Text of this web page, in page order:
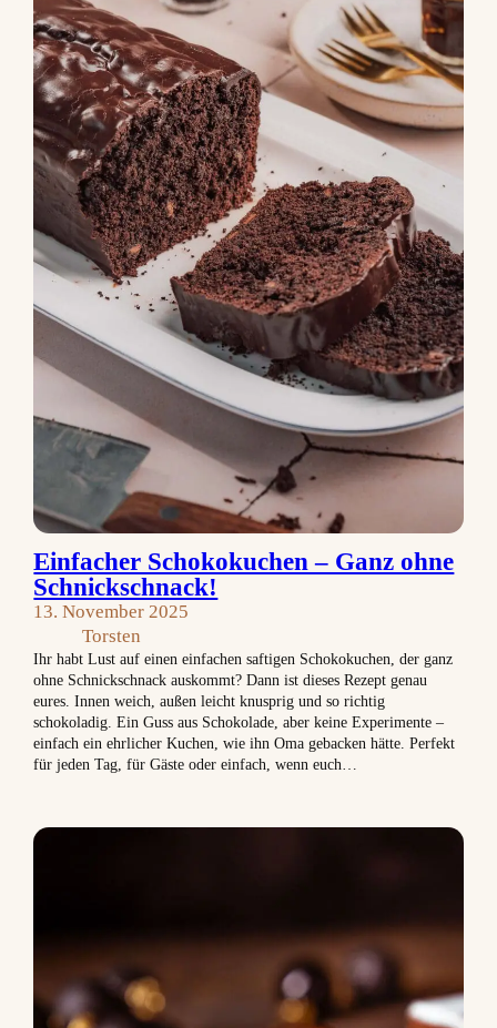
Einfacher Schokokuchen – Ganz ohne
Schnickschnack!
13. November 2025
Torsten
Ihr habt Lust auf einen einfachen saftigen Schokokuchen, der ganz
ohne Schnickschnack auskommt? Dann ist dieses Rezept genau
eures. Innen weich, außen leicht knusprig und so richtig
schokoladig. Ein Guss aus Schokolade, aber keine Experimente –
einfach ein ehrlicher Kuchen, wie ihn Oma gebacken hätte. Perfekt
für jeden Tag, für Gäste oder einfach, wenn euch…